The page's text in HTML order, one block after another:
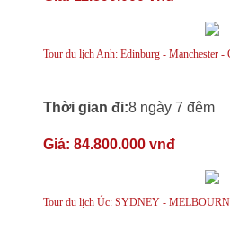
Tour du lịch Anh: Edinburg - Manchester -
Thời gian đi:8 ngày 7 đêm
Giá: 84.800.000 vnđ
Tour du lịch Úc: SYDNEY -